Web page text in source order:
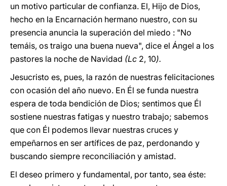
un motivo particular de confianza. El, Hijo de Dios,
hecho en la Encarnación hermano nuestro, con su
presencia anuncia la superación del miedo : "No
temáis, os traigo una buena nueva", dice el Ángel a los
pastores la noche de Navidad (Lc 2, 10).
Jesucristo es, pues, la razón de nuestras felicitaciones
con ocasión del año nuevo. En Él se funda nuestra
espera de toda bendición de Dios; sentimos que Él
sostiene nuestras fatigas y nuestro trabajo; sabemos
que con Él podemos llevar nuestras cruces y
empeñarnos en ser artífices de paz, perdonando y
buscando siempre reconciliación y amistad.
El deseo primero y fundamental, por tanto, sea éste: